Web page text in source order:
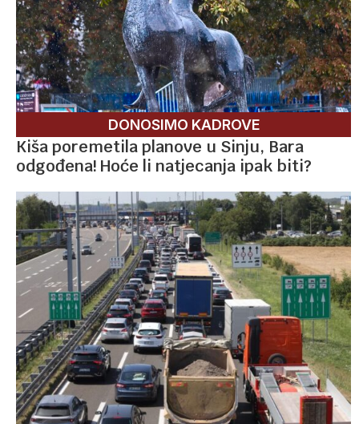
DONOSIMO KADROVE
Kiša poremetila planove u Sinju, Bara
odgođena! Hoće li natjecanja ipak biti?